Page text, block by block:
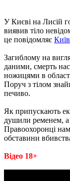
У Києві на Лисій
виявив тіло
це повідомляє
Загиблому на
даними, смерть
ножицями в
Поруч з тілом
печиво.
Як припускають
душили ременем,
Правоохоронці
обставини
Відео 18+